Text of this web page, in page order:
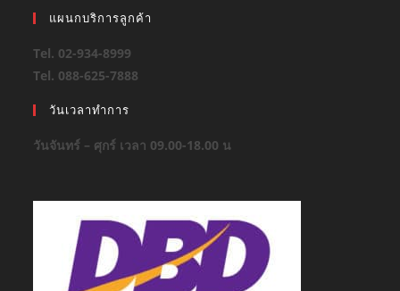
แผนกบริการลูกค้า
Tel. 02-934-8999
Tel. 088-625-7888
วันเวลาทำการ
วันจันทร์ – ศุกร์ เวลา 09.00-18.00 น